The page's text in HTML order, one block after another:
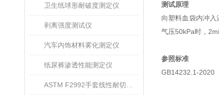
卫生纸球形耐破度测定仪
剥离强度测试仪
汽车内饰材料雾化测定仪
纸尿裤渗透性能测定仪
测试原理
向塑料血袋内冲
气压50kPa时，
参照标准
GB14232.1-2020